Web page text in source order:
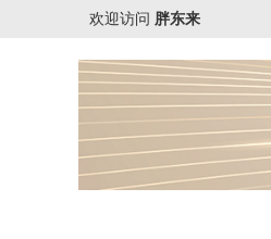
欢迎访问 胖东来